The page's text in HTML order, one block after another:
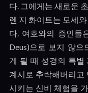
다. 그에게는 새로운
렌 지 화이트는 모세
다. 여호와의 증인들
Deus)으로 보지 않으
게 될 때 성경의 특별
계시로 추락해버리고
시키는 신비 체험을